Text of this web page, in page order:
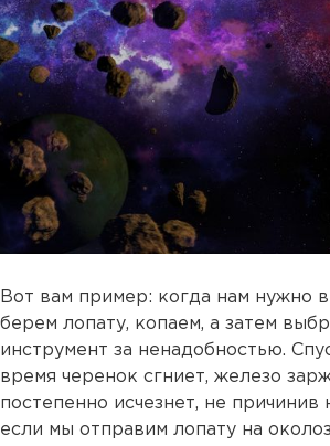
Вот вам пример: когда нам нужно
берем лопату, копаем, а затем
инструмент за ненадобностью.
время черенок сгниет, железо
постепенно исчезнет, не причинив
если мы отправим лопату на